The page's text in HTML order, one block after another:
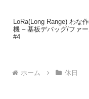
LoRa(Long Range) わな
機 – 基板デバッグ/ファ
#4
ホーム 休日